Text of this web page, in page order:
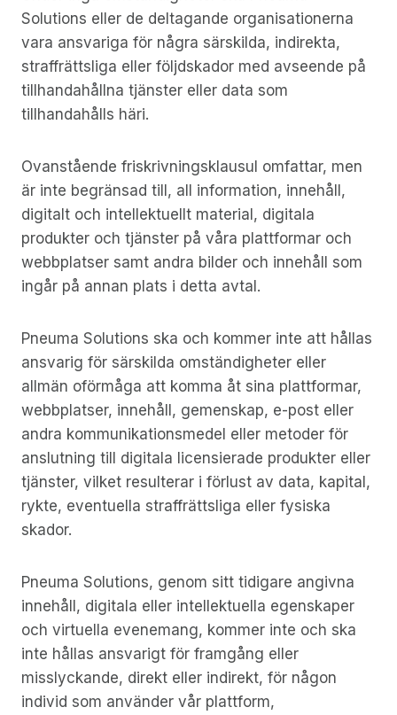
Solutions eller de deltagande organisationerna
vara ansvariga för några särskilda, indirekta,
straffrättsliga eller följdskador med avseende på
tillhandahållna tjänster eller data som
tillhandahålls häri.
Ovanstående friskrivningsklausul omfattar, men
är inte begränsad till, all information, innehåll,
digitalt och intellektuellt material, digitala
produkter och tjänster på våra plattformar och
webbplatser samt andra bilder och innehåll som
ingår på annan plats i detta avtal.
Pneuma Solutions ska och kommer inte att hållas
ansvarig för särskilda omständigheter eller
allmän oförmåga att komma åt sina plattformar,
webbplatser, innehåll, gemenskap, e-post eller
andra kommunikationsmedel eller metoder för
anslutning till digitala licensierade produkter eller
tjänster, vilket resulterar i förlust av data, kapital,
rykte, eventuella straffrättsliga eller fysiska
skador.
Pneuma Solutions, genom sitt tidigare angivna
innehåll, digitala eller intellektuella egenskaper
och virtuella evenemang, kommer inte och ska
inte hållas ansvarigt för framgång eller
misslyckande, direkt eller indirekt, för någon
individ som använder vår plattform,